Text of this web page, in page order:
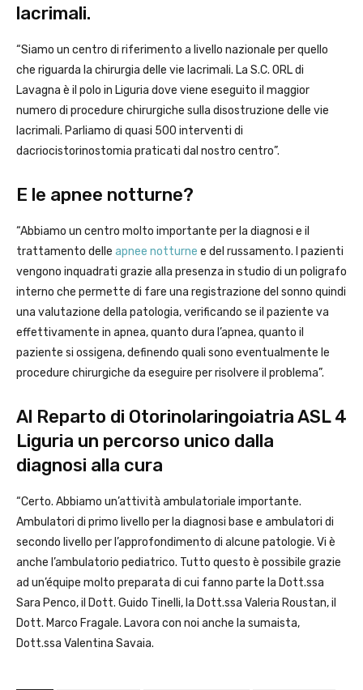
lacrimali.
“Siamo un centro di riferimento a livello nazionale per quello
che riguarda la chirurgia delle vie lacrimali. La S.C. ORL di
Lavagna è il polo in Liguria dove viene eseguito il maggior
numero di procedure chirurgiche sulla disostruzione delle vie
lacrimali. Parliamo di quasi 500 interventi di
dacriocistorinostomia praticati dal nostro centro”.
E le apnee notturne?
“Abbiamo un centro molto importante per la diagnosi e il
trattamento delle apnee notturne e del russamento. I pazienti
vengono inquadrati grazie alla presenza in studio di un poligrafo
interno che permette di fare una registrazione del sonno quindi
una valutazione della patologia, verificando se il paziente va
effettivamente in apnea, quanto dura l’apnea, quanto il
paziente si ossigena, definendo quali sono eventualmente le
procedure chirurgiche da eseguire per risolvere il problema”.
Al Reparto di Otorinolaringoiatria ASL 4
Liguria un percorso unico dalla
diagnosi alla cura
“Certo. Abbiamo un’attività ambulatoriale importante.
Ambulatori di primo livello per la diagnosi base e ambulatori di
secondo livello per l’approfondimento di alcune patologie. Vi è
anche l’ambulatorio pediatrico. Tutto questo è possibile grazie
ad un’équipe molto preparata di cui fanno parte la Dott.ssa
Sara Penco, il Dott. Guido Tinelli, la Dott.ssa Valeria Roustan, il
Dott. Marco Fragale. Lavora con noi anche la sumaista,
Dott.ssa Valentina Savaia.